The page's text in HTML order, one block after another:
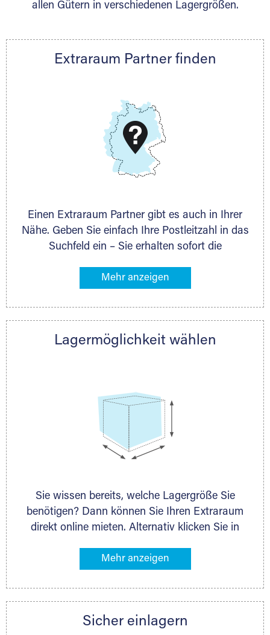
Nachricht.
Telefon:+49 6145 5442 - 404
DMG Aktiengesellschaft
www.dmg-ag.com
allen Gütern in verschiedenen Lagergrößen.
Extraraum Partner finden
Einen Extraraum Partner gibt es auch in Ihrer
Nähe. Geben Sie einfach Ihre Postleitzahl in das
Suchfeld ein – Sie erhalten sofort die
Lagermöglichkeiten in Ihrer Nähe. An zahlreichen
direkt online mieten. Gibt es Extraraum noch
nächstgelegenen Partner und besprechen alles
Lagermöglichkeit wählen
Sie wissen bereits, welche Lagergröße Sie
benötigen? Dann können Sie Ihren Extraraum
direkt online mieten. Alternativ klicken Sie in
Gegenstände an, die Sie einlagern möchten –
ermittelt. Natürlich steht Ihnen Ihr Extraraum
persönlich hinsichtlich Lagervolumen und zu
Sicher einlagern